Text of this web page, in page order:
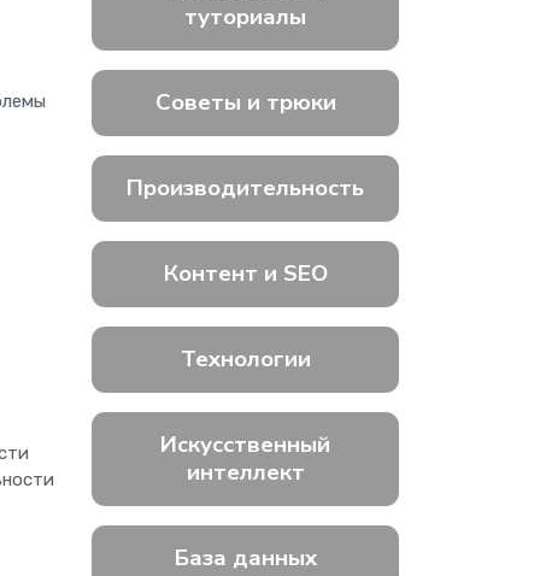
туториалы
Советы и трюки
Производительность
Контент и SEO
Технологии
Искусственный
интеллект
База данных